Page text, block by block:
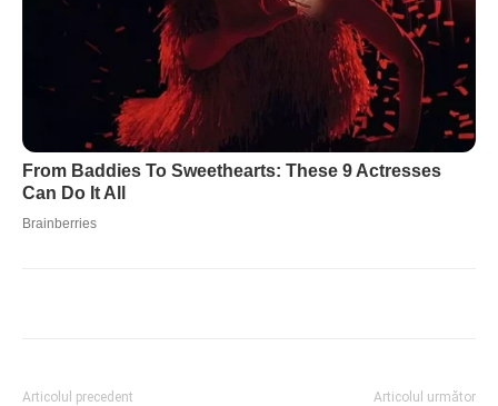
Articolul precedent Articolul următor